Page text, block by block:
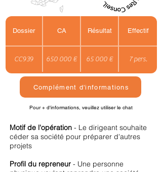
Dossier CA Résultat Effectif
CC939 650 000 € 65 000 € 7 pers.
Complément d'informations
Pour + d'informations, veuillez utiliser le chat
Motif de l'opération - Le dirigeant souhaite
céder sa société pour préparer d'autres
projets
Profil du repreneur - Une personne